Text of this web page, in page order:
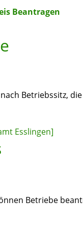
Beantragen
Betriebssitz,
Esslingen]
Betriebe